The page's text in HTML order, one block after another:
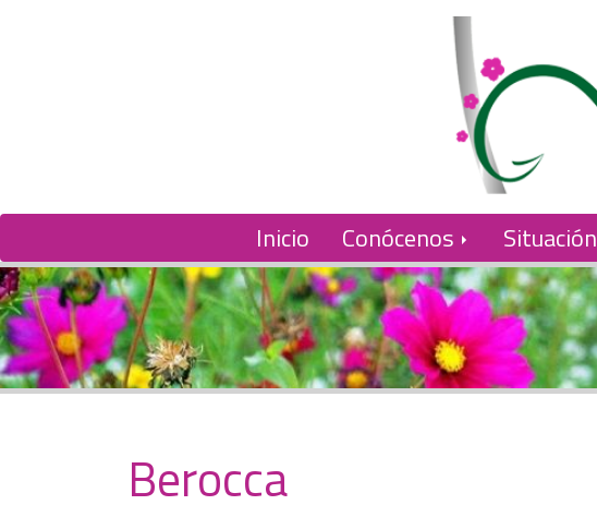
Inicio Conócenos Situación
Berocca